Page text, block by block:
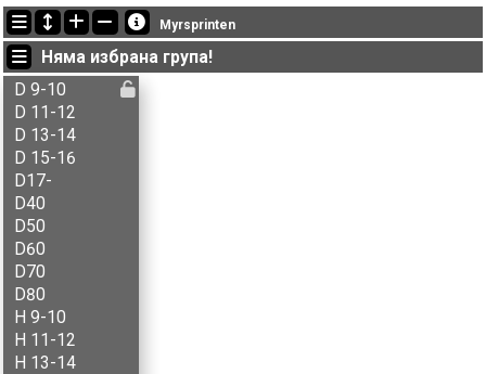
Последно обновени
19:11:44: Adrian O. Elden (N1-åpen) финиширал с време 27:04 (11)
19:11:44: Andreas Huber (A-åpen) финиширал с време 33:53 (5)
19:11:44: Askild Bø (A-åpen) финиширал с време 28:41 (1)
Myrsprinten
Няма избрана група!
D 9-10
D 11-12
D 13-14
D 15-16
D17-
D40
D50
D60
D70
D80
H 9-10
H 11-12
H 13-14